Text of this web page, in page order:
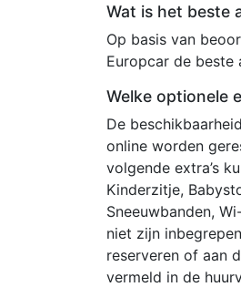
Wat is het beste
Op basis van
Europcar de beste
Welke optionele
De
online worden
volgende extra’s
Kinderzitje,
Sneeuwbanden,
niet zijn
reserveren of aan
vermeld in de